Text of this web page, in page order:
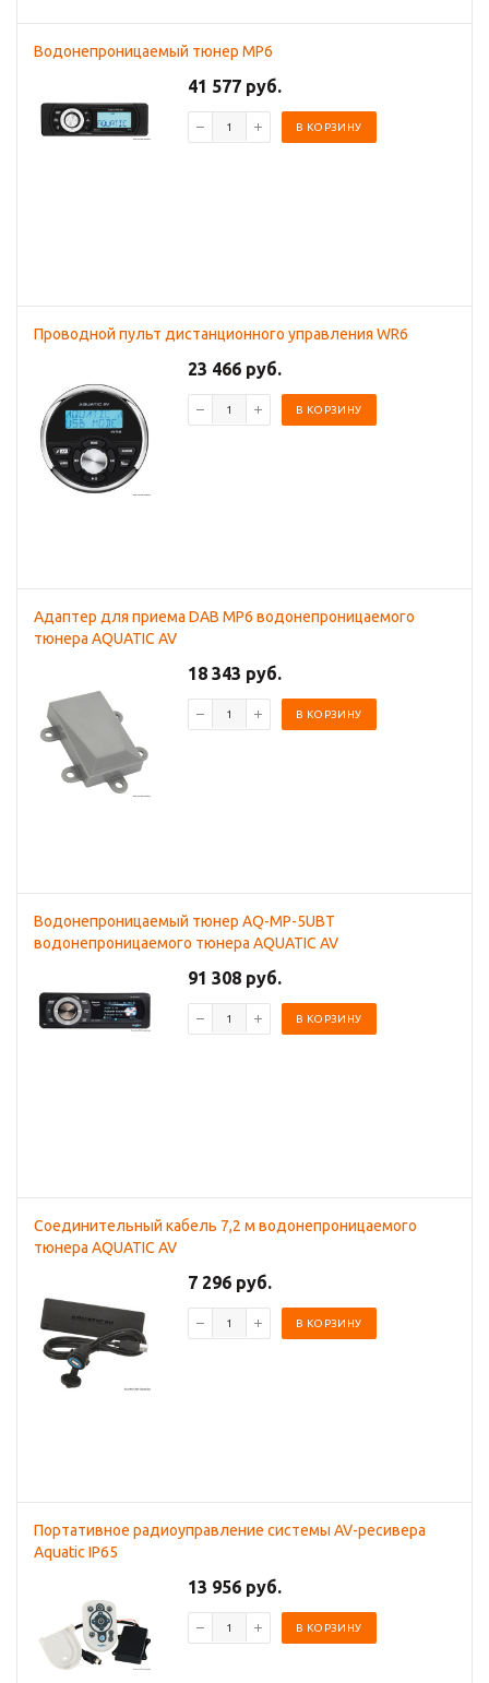
Водонепроницаемый тюнер MP6
41 577 руб.
В КОРЗИНУ
Проводной пульт дистанционного управления WR6
23 466 руб.
В КОРЗИНУ
Адаптер для приема DAB MP6 водонепроницаемого
тюнера AQUATIC AV
18 343 руб.
В КОРЗИНУ
Водонепроницаемый тюнер AQ-MP-5UBT
водонепроницаемого тюнера AQUATIC AV
91 308 руб.
В КОРЗИНУ
Соединительный кабель 7,2 м водонепроницаемого
тюнера AQUATIC AV
7 296 руб.
В КОРЗИНУ
Портативное радиоуправление системы AV-ресивера
Aquatic IP65
13 956 руб.
В КОРЗИНУ